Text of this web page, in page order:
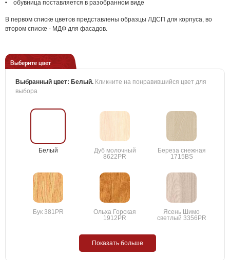
обувница поставляется в разобранном виде
В первом списке цветов представлены образцы ЛДСП для корпуса, во
втором списке - МДФ для фасадов.
Выберите цвет
Выбранный цвет: Белый. Кликните на понравившийся цвет для
выбора
Белый
Дуб молочный
8622PR
Береза снежная
1715BS
Бук 381PR
Ольха Горская
1912PR
Ясень Шимо
светлый 3356PR
Показать больше